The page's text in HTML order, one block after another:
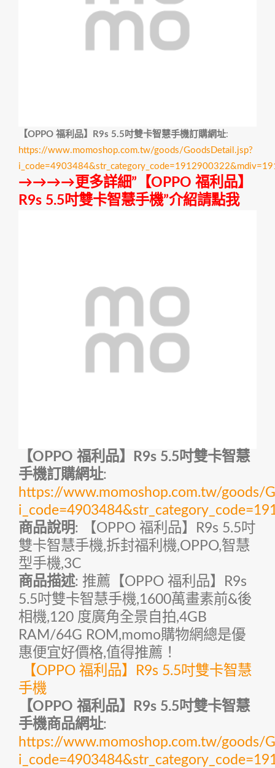
【OPPO 福利品】R9s 5.5吋雙卡智慧手機訂購網址:
https://www.momoshop.com.tw/goods/GoodsDetail.jsp?
→→→→更多詳細”【OPPO 福利品】
R9s 5.5吋雙卡智慧手機”介紹請點我
【OPPO 福利品】R9s 5.5吋雙卡智慧
手機訂購網址:
https://www.momoshop.com.tw/goods/
商品說明: 【OPPO 福利品】R9s 5.5吋
雙卡智慧手機,拆封福利機,OPPO,智慧
型手機,3C
商品描述: 推薦【OPPO 福利品】R9s
5.5吋雙卡智慧手機,1600萬畫素前&後
相機,120 度廣角全景自拍,4GB
RAM/64G ROM,momo購物網總是優
惠便宜好價格,值得推薦！
【OPPO 福利品】R9s 5.5吋雙卡智慧
手機
【OPPO 福利品】R9s 5.5吋雙卡智慧
手機商品網址:
https://www.momoshop.com.tw/goods/